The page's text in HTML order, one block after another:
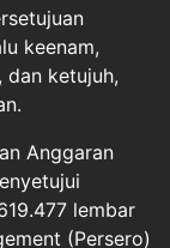
keenam,
dan ketujuh,
Anggaran
lembar
(Persero)